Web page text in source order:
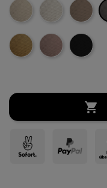
Beige-
Stitch
Creme-
Cord-
Sand-
Stitch
Mustard-Rosa-
Schwarz-
